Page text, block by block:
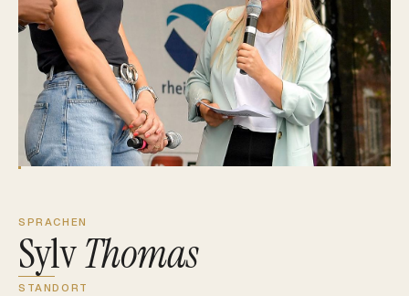
SPRACHEN
SylvThomas
STANDORT